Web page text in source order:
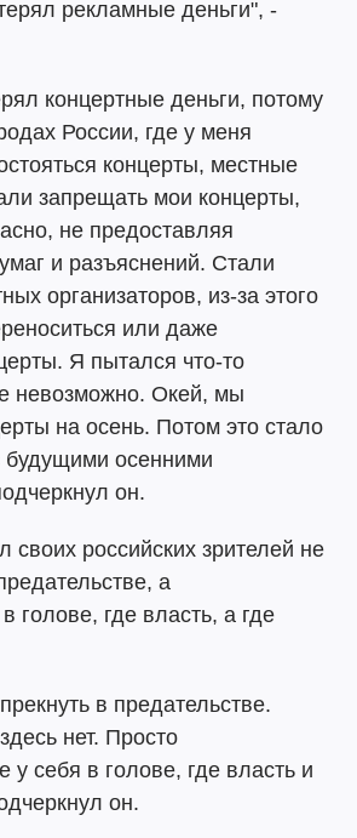
рекламные деньги", -
концертные деньги, потому
России, где у меня
концерты, местные
запрещать мои концерты,
не предоставляя
и разъяснений. Стали
организаторов, из-за этого
или даже
Я пытался что-то
невозможно. Окей, мы
на осень. Потом это стало
будущими осенними
он.
своих российских зрителей не
а
голове, где власть, а где
в предательстве.
нет. Просто
у себя в голове, где власть и
он.